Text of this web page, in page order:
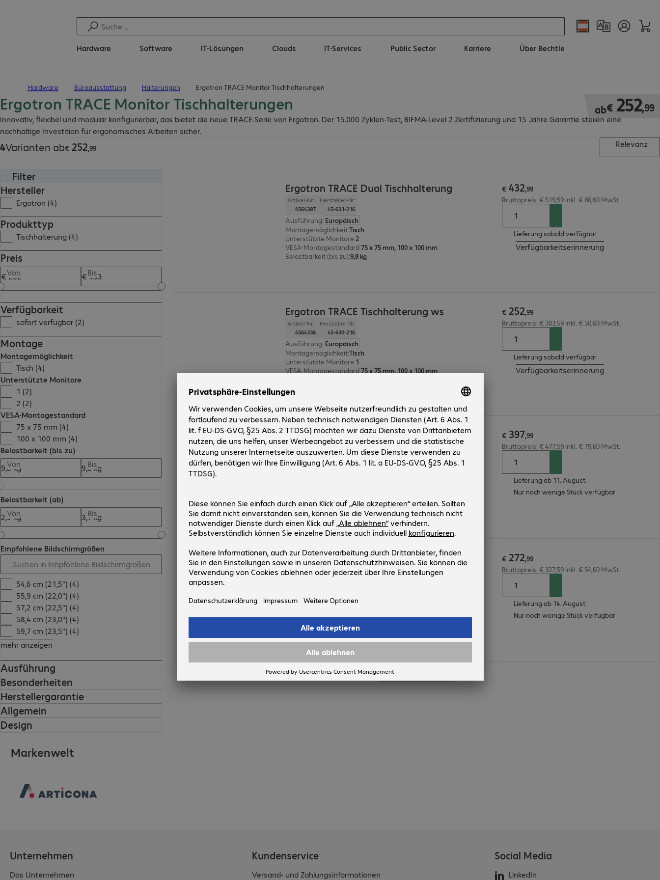
Hardware Software IT-Lösungen Clouds IT-Services Public Sector Karriere Über Bechtle
Hardware Büroausstattung Halterungen Ergotron TRACE Monitor Tischhalterungen
Ergotron TRACE Monitor Tischhalterungen
Innovativ, flexibel und modular konfigurierbar, das bietet die neue TRACE-Serie von Ergotron. Der 15.000 Zyklen-Test, BIFMA-Level 2 Zertifizierung und 15 Jahre Garantie stellen eine
nachhaltige Investition für ergonomisches Arbeiten sicher.
ab€ 252,99
€ 252,99
4Varianten ab€ 252,99
€ 252,99
Relevanz
Filter
Hersteller
Ergotron (4)
Produkttyp
Tischhalterung (4)
Preis
Von Bis
Verfügbarkeit
sofort verfügbar (2)
Montage
Montagemöglichkeit
Tisch (4)
Unterstützte Monitore
1 (2)
2 (2)
VESA-Montagestandard
75 x 75 mm (4)
100 x 100 mm (4)
Belastbarkeit (bis zu)
Von
Bis
Belastbarkeit (ab)
Von
Bis
Empfohlene Bildschirmgrößen
54,6 cm (21,5") (4)
55,9 cm (22,0") (4)
57,2 cm (22,5") (4)
58,4 cm (23,0") (4)
59,7 cm (23,5") (4)
mehr anzeigen
Ausführung
Besonderheiten
Herstellergarantie
Allgemein
Design
Ergotron TRACE Dual Tischhalterung
Artikel-Nr:
4564397
Hersteller-Nr:
45-631-216
Ausführung: Europäisch
Montagemöglichkeit:Tisch
Unterstützte Monitore:2
VESA-Montagestandard:75 x 75 mm, 100 x 100 mm
Belastbarkeit (bis zu):9,8 kg
€ 432,99
Bruttopreis: € 519,59 inkl. € 86,60 MwSt.
Lieferung sobald verfügbar
Verfügbarkeitserinnerung
Ergotron TRACE Tischhalterung ws
Artikel-Nr:
4564336
Hersteller-Nr:
45-630-216
Ausführung: Europäisch
Montagemöglichkeit:Tisch
Unterstützte Monitore:1
VESA-Montagestandard:75 x 75 mm, 100 x 100 mm
€ 252,99
Bruttopreis: € 303,59 inkl. € 50,60 MwSt.
Lieferung sobald verfügbar
Verfügbarkeitserinnerung
Ergotron TRACE Dual Tischhalterung
4563122
Hersteller-Nr:
45-631-224
Ausführung :Europäisch
Belastbarkeit (bis zu) 9,8 kg
€ 397,99
€ 397,99
Bruttopreis: € 477,59 inkl. € 79,60 MwSt.
Lieferung ab 11. August.
Nur noch wenige Stück verfügbar
Ergotron TRACE Tischhalterung sw
Artikel-Nr:
Hersteller-Nr:
45-630-224
Montagemöglichkeit:Tisch
VESA-Montagestandard:75 x 75 mm, 100 x 100 mm
Belastbarkeit (bis zu):9,8 kg
€ 272,99
Bruttopreis: € 327,59 inkl. € 54,60 MwSt.
Lieferung ab 14. August.
Nur noch wenige Stück verfügbar
Mehr anzeigen
Markenwelt
Unternehmen
Das Unternehmen
Kundenservice
Versand- und Zahlungsinformationen
Social Media
LinkedIn